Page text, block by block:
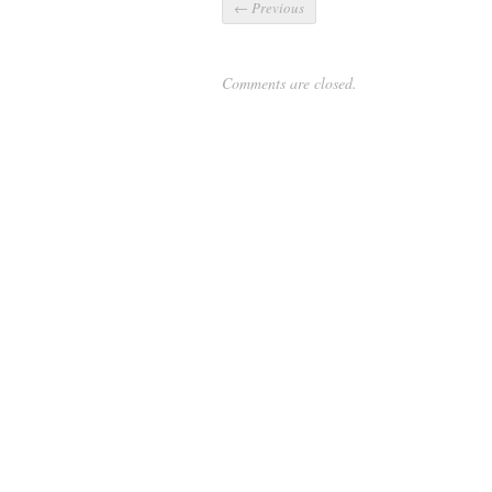
← Previous
Comments are closed.